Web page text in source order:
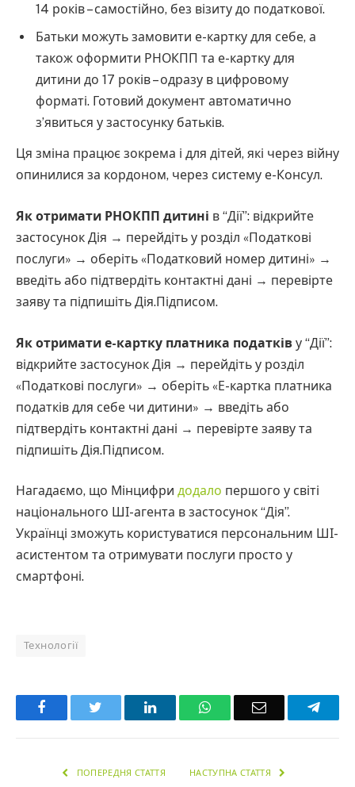
14 років – самостійно, без візиту до податкової.
Батьки можуть замовити е-картку для себе, а
також оформити РНОКПП та е-картку для
дитини до 17 років – одразу в цифровому
форматі. Готовий документ автоматично
з’явиться у застосунку батьків.
Ця зміна працює зокрема і для дітей, які через війну
опинилися за кордоном, через систему е-Консул.
Як отримати РНОКПП дитині в “Дії”: відкрийте
застосунок Дія → перейдіть у розділ «Податкові
послуги» → оберіть «Податковий номер дитині» →
введіть або підтвердіть контактні дані → перевірте
заяву та підпишіть Дія.Підписом.
Як отримати е-картку платника податків у “Дії”:
відкрийте застосунок Дія → перейдіть у розділ
«Податкові послуги» → оберіть «Е-картка платника
податків для себе чи дитини» → введіть або
підтвердіть контактні дані → перевірте заяву та
підпишіть Дія.Підписом.
Нагадаємо, що Мінцифри додало першого у світі
національного ШІ-агента в застосунок “Дія”.
Українці зможуть користуватися персональним ШІ-
асистентом та отримувати послуги просто у
смартфоні.
Технології
Facebook LinkedInWhatsAppEmail
ПОПЕРЕДНЯ СТАТТЯ НАСТУПНА СТАТТЯ